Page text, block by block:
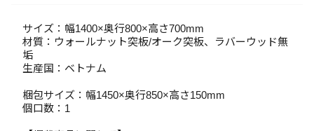
サイズ：幅1400×奥行800×高さ700mm
材質：ウォールナット突板/オーク突板、ラバーウッド無
垢
生産国：ベトナム
梱包サイズ：幅1450×奥行850×高さ150mm
個口数：1